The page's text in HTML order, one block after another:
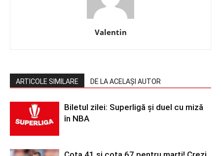
Valentin
ARTICOLE SIMILARE DE LA ACELAȘI AUTOR
Biletul zilei: Superligă și duel cu miză
în NBA